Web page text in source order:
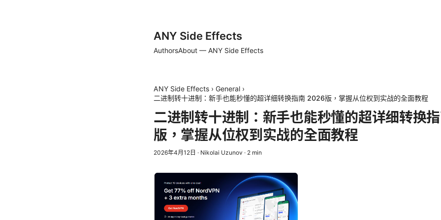
ANY Side Effects
AuthorsAbout — ANY Side Effects
ANY Side Effects › General ›
二进制转十进制：新手也能秒懂的超详细转换指南 2026版，掌握从位权到实战的全面教程
二进制转十进制：新手也能秒懂的超详细转换
版，掌握从位权到实战的全面教程
2026年4月12日 · Nikolai Uzunov · 2 min